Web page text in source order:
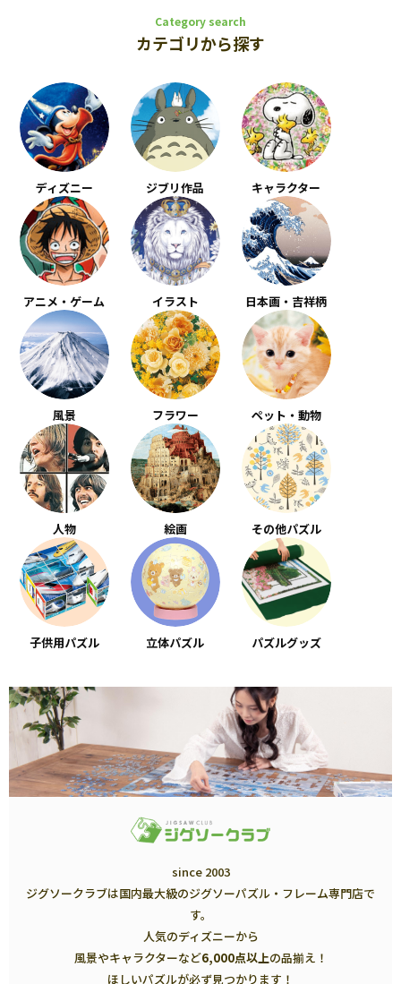
Category search
カテゴリから探す
ディズニー ジブリ作品 キャラクター
アニメ・ゲーム イラスト 日本画・吉祥柄
風景 フラワー ペット・動物
人物 絵画 その他パズル
子供用パズル 立体パズル パズルグッズ
since 2003
ジグソークラブは国内最大級のジグソーパズル・フレーム専門店で
す。
人気のディズニーから
風景やキャラクターなど6,000点以上の品揃え！
ほしいパズルが必ず見つかります！